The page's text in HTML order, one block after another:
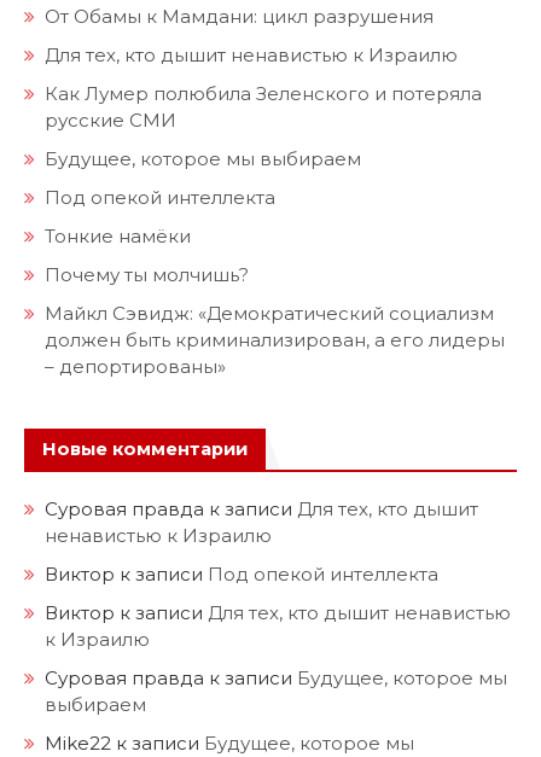
От Обамы к Мамдани: цикл разрушения
Для тех, кто дышит ненавистью к Израилю
Как Лумер полюбила Зеленского и потеряла
русские СМИ
Будущее, которое мы выбираем
Под опекой интеллекта
Тонкие намёки
Почему ты молчишь?
Майкл Сэвидж: «Демократический социализм
должен быть криминализирован, а его лидеры
– депортированы»
Новые комментарии
Суровая правда к записи Для тех, кто дышит
ненавистью к Израилю
Виктор к записи Под опекой интеллекта
Виктор к записи Для тех, кто дышит ненавистью
к Израилю
Суровая правда к записи Будущее, которое мы
выбираем
Mike22 к записи Будущее, которое мы